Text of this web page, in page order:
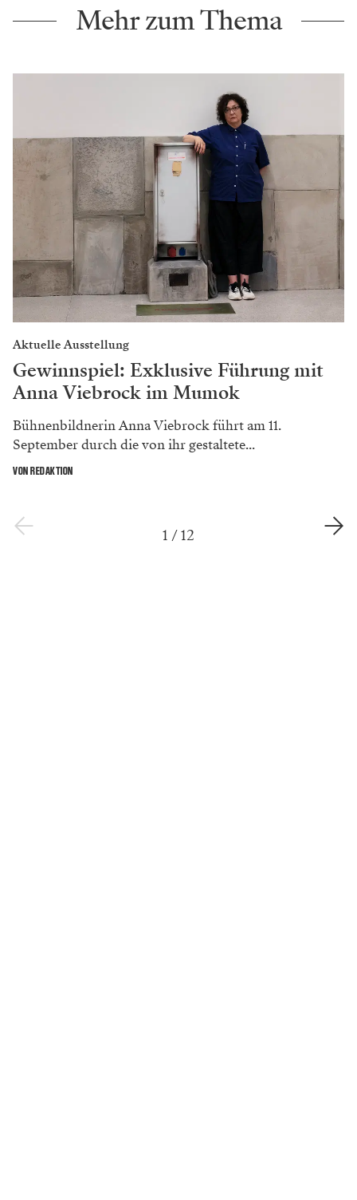
Mehr zum Thema
Aktuelle Ausstellung
Gewinnspiel: Exklusive Führung mit
Anna Viebrock im Mumok
Bühnenbildnerin Anna Viebrock führt am 11.
September durch die von ihr gestaltete...
VON REDAKTION
1 /12